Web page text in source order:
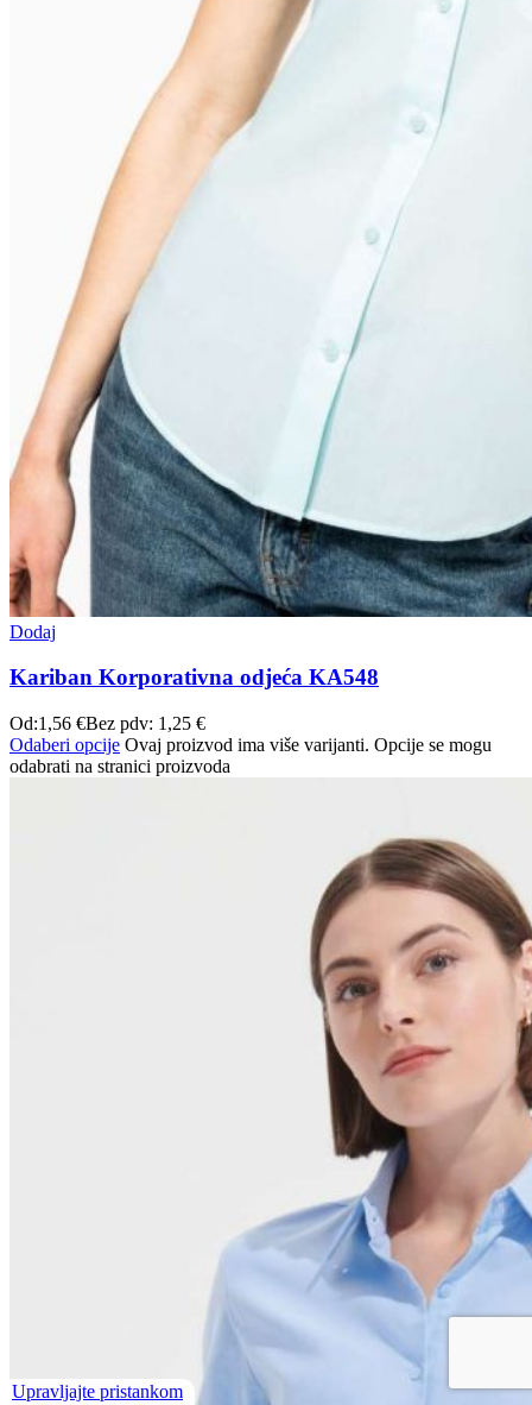
Dodaj
Kariban Korporativna odjeća KA548
Od:1,56 €Bez pdv: 1,25 €
Odaberi opcije Ovaj proizvod ima više varijanti. Opcije se mogu
odabrati na stranici proizvoda
Upravljajte pristankom